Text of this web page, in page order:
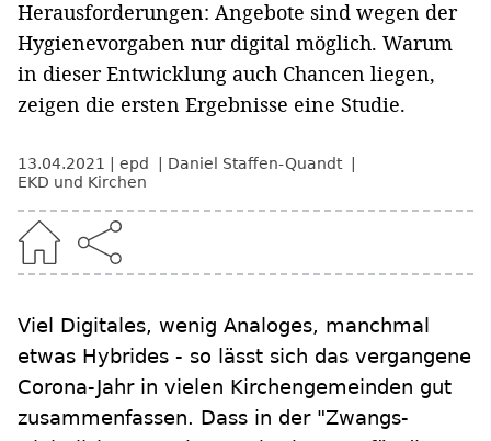
Herausforderungen: Angebote sind wegen der
Hygienevorgaben nur digital möglich. Warum
in dieser Entwicklung auch Chancen liegen,
zeigen die ersten Ergebnisse eine Studie.
13.04.2021 epd
Daniel Staffen-Quandt
EKD und Kirchen
Viel Digitales, wenig Analoges, manchmal
etwas Hybrides - so lässt sich das vergangene
Corona-Jahr in vielen Kirchengemeinden gut
zusammenfassen. Dass in der "Zwangs-